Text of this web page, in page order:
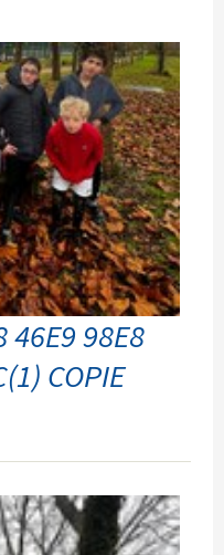
46E9 98E8
COPIE